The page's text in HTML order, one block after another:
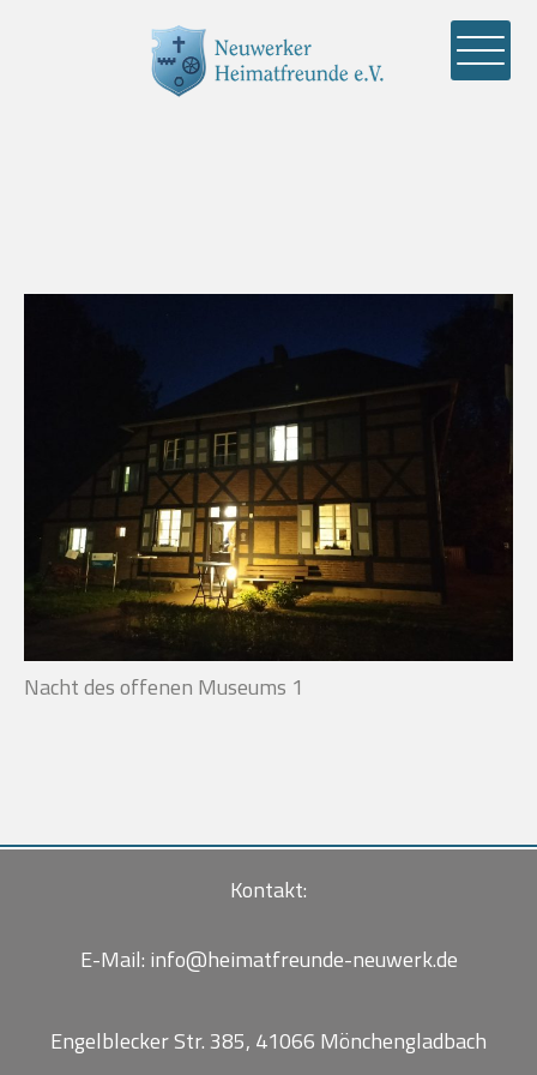
Nacht des offenen Museums 1
Kontakt:
E-Mail: info@heimatfreunde-neuwerk.de
Engelblecker Str. 385, 41066 Mönchengladbach